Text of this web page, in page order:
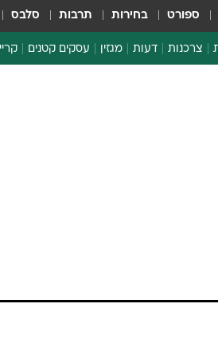
ספורט בחירות תרבות סלבס
צרכנות דעות מגזין עסקים קטנים